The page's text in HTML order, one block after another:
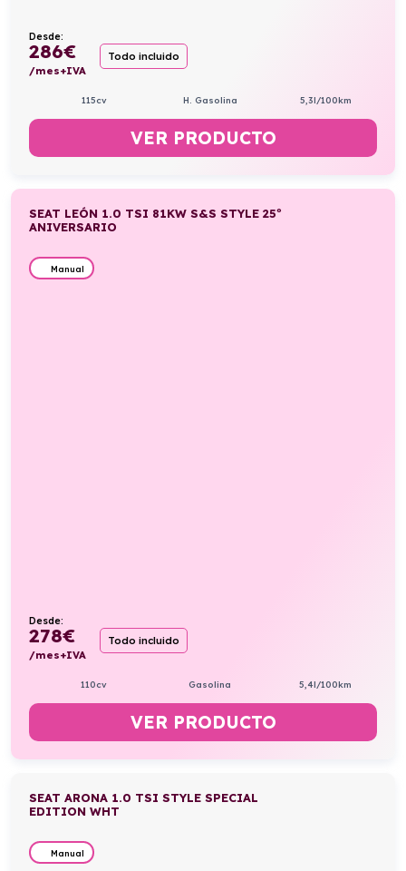
Desde:
286€
/mes+IVA
Todo incluido
115cv H. Gasolina 5,3l/100km
VER PRODUCTO
SEAT LEÓN 1.0 TSI 81KW S&S STYLE 25º
ANIVERSARIO
Manual
Desde:
278€
/mes+IVA
Todo incluido
110cv Gasolina 5,4l/100km
VER PRODUCTO
SEAT ARONA 1.0 TSI STYLE SPECIAL
EDITION WHT
Manual